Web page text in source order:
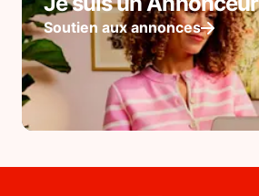
Soutien aux annonces